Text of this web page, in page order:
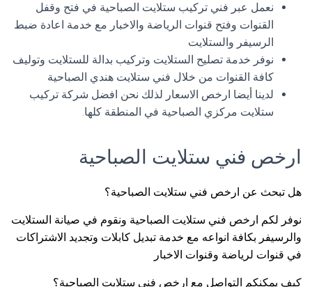
نعمل عبر فني تركيب ستلايت الصباحية في فتح وقفل
القنوات وفتح قنوات الرياضة والاخبار مع خدمة اعادة ضبط
الرسيفر والستلايت
نوفر خدمة تصليح الستلايت وتركيب بدالة للستلايت وتوليف
كافة القنوات من خلال فني ستلايت هندي الصباحية
لدينا أيضا ارخص الاسعار لذلك نحن افضل شركة تركيب
ستلايت مركزي الصباحية في المنطقة كلها.
ارخص فني ستلايت الصباحية
هل تبحث عن ارخص فني ستلايت الصباحية؟
نوفر لكم ارخص فني ستلايت الصباحية ونقوم في صيانة الستلايت
والرسيفر بكافة انواعه مع خدمة تبديل كابلات وتجديد الاشتراكات
في قنوات لرياضة وقنوات الاخبار
كيف يمكنكم التواصل مع ارخص فني ستلايت الصباحية؟